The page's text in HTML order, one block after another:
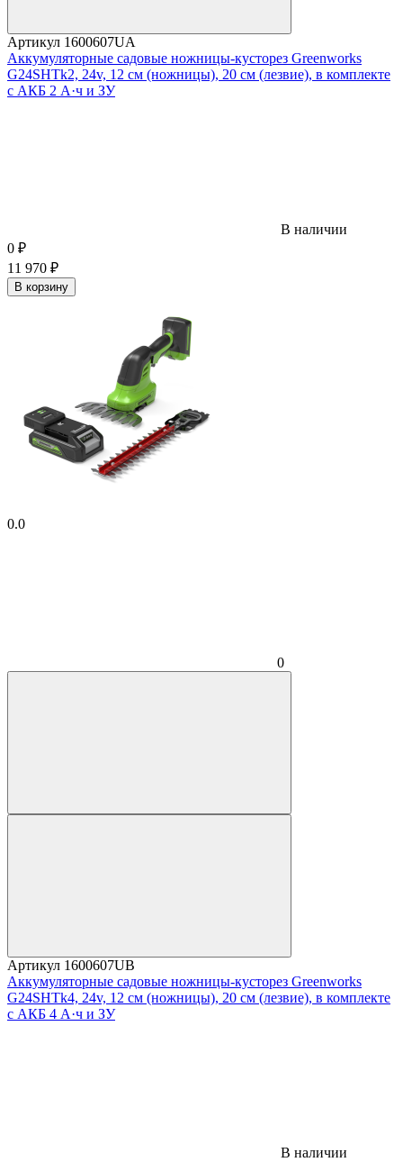
Артикул 1600607UA
Аккумуляторные садовые ножницы-кусторез Greenworks
G24SHTk2, 24v, 12 см (ножницы), 20 см (лезвие), в комплекте
с АКБ 2 А·ч и ЗУ
В наличии
0 ₽
11 970 ₽
В корзину
0.0
0
Артикул 1600607UB
Аккумуляторные садовые ножницы-кусторез Greenworks
G24SHTk4, 24v, 12 см (ножницы), 20 см (лезвие), в комплекте
с АКБ 4 А·ч и ЗУ
В наличии